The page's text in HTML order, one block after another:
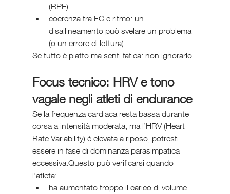
(RPE)
coerenza tra FC e ritmo: un
disallineamento può svelare un problema
(o un errore di lettura)
Se tutto è piatto ma senti fatica: non ignorarlo.
Focus tecnico: HRV e tono
vagale negli atleti di endurance
Se la frequenza cardiaca resta bassa durante
corsa a intensità moderata, ma l’HRV (Heart
Rate Variability) è elevata a riposo, potresti
essere in fase di dominanza parasimpatica
eccessiva.Questo può verificarsi quando
l'atleta:
ha aumentato troppo il carico di volume